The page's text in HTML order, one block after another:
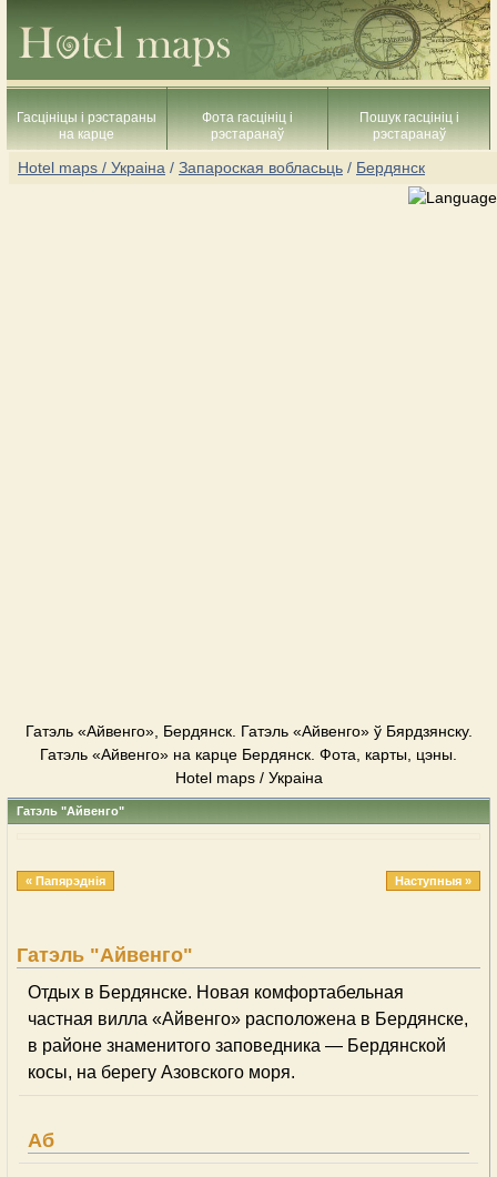
Гасцініцы і рэстараны
на карце
Фота гасцініц і
рэстаранаў
Пошук гасцініц і
рэстаранаў
Hotel maps / Украіна / Запароская вобласьць / Бердянск
Гатэль «Айвенго», Бердянск. Гатэль «Айвенго» ў Бярдзянску.
Гатэль «Айвенго» на карце Бердянск. Фота, карты, цэны.
Hotel maps / Украіна
Гатэль "Айвенго"
« Папярэднія Наступныя »
Гатэль "Айвенго"
Отдых в Бердянске. Новая комфортабельная
частная вилла «Айвенго» расположена в Бердянске,
в районе знаменитого заповедника — Бердянской
косы, на берегу Азовского моря.
Аб